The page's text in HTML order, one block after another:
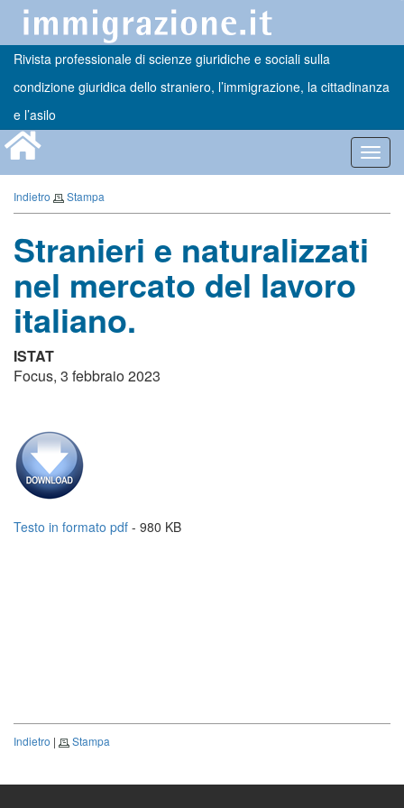
Rivista professionale di scienze giuridiche e sociali sulla
condizione giuridica dello straniero, l’immigrazione, la cittadinanza
e l’asilo
Indietro Stampa
Stranieri e naturalizzati
nel mercato del lavoro
italiano.
ISTAT
Focus, 3 febbraio 2023
Testo in formato pdf - 980 KB
Indietro | Stampa